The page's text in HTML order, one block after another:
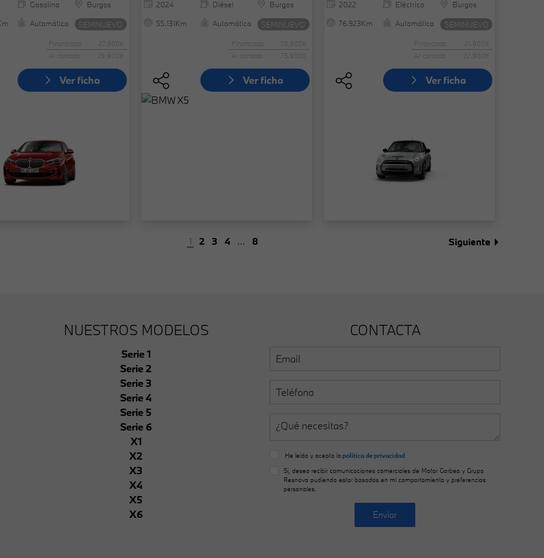
Gasolina
Burgos
Automática SEMINUEVO
Financiado
27.900€
Al contado
29.900€
Ver ficha
2024 Diésel
Burgos
55.131Km
Automática SEMINUEVO
Financiado
73.900€
Al contado
75.900€
Ver ficha
2022 Eléctrico
Burgos
76.923Km
Automática SEMINUEVO
Financiado
21.900€
Al contado
22.900€
Ver ficha
1 2 3 4 … 8 Siguiente
NUESTROS MODELOS
Serie 1
Serie 2
Serie 3
Serie 4
Serie 5
Serie 6
X1
X2
X3
X4
X5
X6
CONTACTA
He leído y acepto la política de privacidad
Sí, deseo recibir comunicaciones comerciales de Motor Gorbea y Grupo
Resnova pudiendo estar basadas en mi comportamiento y preferencias
personales.
Enviar